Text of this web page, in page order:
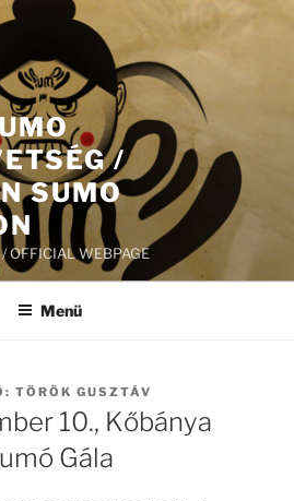
/
SUMO
OFFICIAL WEBPAGE
Menü
TÖRÖK GUSZTÁV
10., Kőbánya
Gála